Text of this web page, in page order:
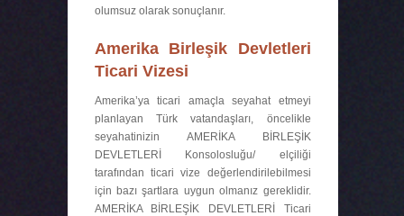
olumsuz olarak sonuçlanır.
Amerika Birleşik Devletleri
Ticari Vizesi
Amerika’ya ticari amaçla seyahat etmeyi
planlayan Türk vatandaşları, öncelikle
seyahatinizin AMERİKA BİRLEŞİK
DEVLETLERİ Konsolosluğu/ elçiliği
tarafından ticari vize değerlendirilebilmesi
için bazı şartlara uygun olmanız gereklidir.
AMERİKA BİRLEŞİK DEVLETLERİ Ticari